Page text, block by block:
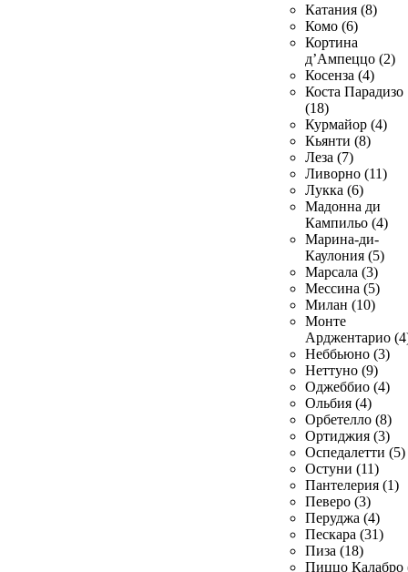
Катания (8)
Комо (6)
Кортина
д’Ампеццо (2)
Косенза (4)
Коста Парадизо
(18)
Курмайор (4)
Кьянти (8)
Леза (7)
Ливорно (11)
Лукка (6)
Мадонна ди
Кампильо (4)
Марина-ди-
Каулония (5)
Марсала (3)
Мессина (5)
Милан (10)
Монте
Арджентарио
Неббьюно (3)
Неттуно (9)
Оджеббио (4)
Ольбия (4)
Орбетелло (8)
Ортиджия (3)
Оспедалетти (5)
Остуни (11)
Пантелерия (1)
Певеро (3)
Перуджа (4)
Пескара (31)
Пиза (18)
Пиццо Калабро